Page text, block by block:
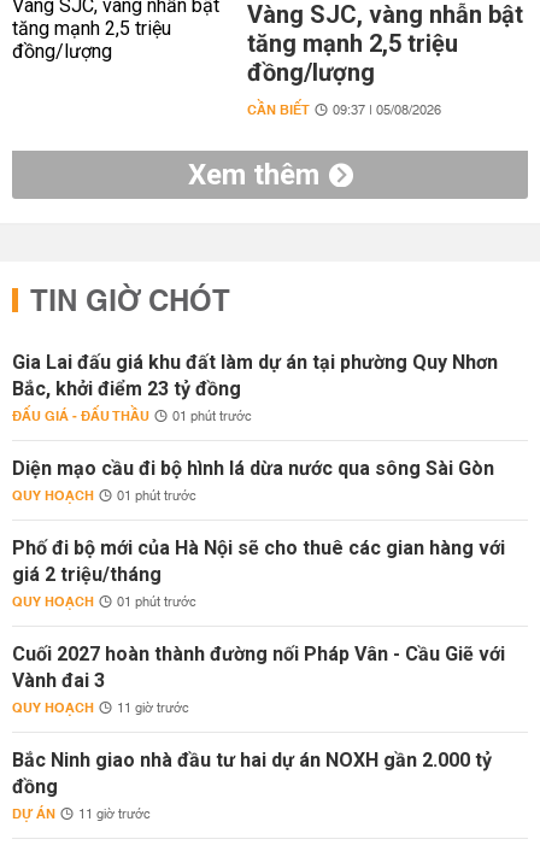
Vàng SJC, vàng nhẫn bật
tăng mạnh 2,5 triệu
đồng/lượng
CẦN BIẾT 09:37 | 05/08/2026
Xem thêm
TIN GIỜ CHÓT
Gia Lai đấu giá khu đất làm dự án tại phường Quy Nhơn
Bắc, khởi điểm 23 tỷ đồng
ĐẤU GIÁ - ĐẤU THẦU 01 phút trước
Diện mạo cầu đi bộ hình lá dừa nước qua sông Sài Gòn
QUY HOẠCH 01 phút trước
Phố đi bộ mới của Hà Nội sẽ cho thuê các gian hàng với
giá 2 triệu/tháng
QUY HOẠCH 01 phút trước
Cuối 2027 hoàn thành đường nối Pháp Vân - Cầu Giẽ với
Vành đai 3
QUY HOẠCH 11 giờ trước
Bắc Ninh giao nhà đầu tư hai dự án NOXH gần 2.000 tỷ
đồng
DỰ ÁN 11 giờ trước